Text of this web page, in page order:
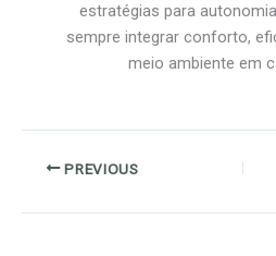
estratégias para
sempre integrar conforto,
meio ambiente em
PREVIOUS